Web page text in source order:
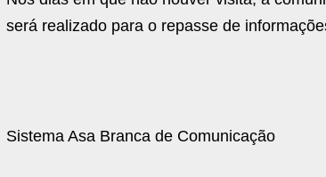
será realizado para o repasse de
Sistema Asa Branca de Comunicação